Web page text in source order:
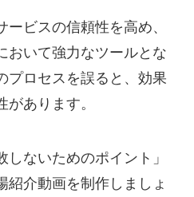
ビスの信頼性を高め、
おいて強力なツールとな
プロセスを誤ると、効果
あります。
ないためのポイント」
紹介動画を制作しましょ